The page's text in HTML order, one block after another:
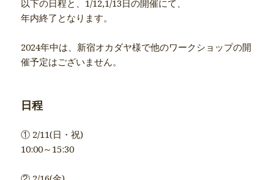
以下の日程と、1/12,1/13日の開催にて、
年内終了となります。
2024年中は、新宿オカダヤ様で他のワークショップの開
催予定はございません。
日程
① 2/11(日・祝)
10:00～15:30